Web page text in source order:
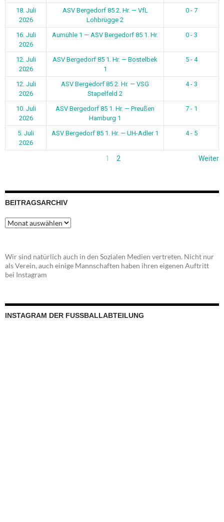
18. Juli
2026
ASV Bergedorf 85 2. Hr. — VfL
Lohbrügge 2
0 - 7
16. Juli
2026
Aumühle 1 — ASV Bergedorf 85 1. Hr. 0 - 3
12. Juli
2026
ASV Bergedorf 85 1. Hr. — Bostelbek
1
5 - 4
12. Juli
2026
ASV Bergedorf 85 2. Hr. — VSG
Stapelfeld 2
4 - 3
10. Juli
2026
ASV Bergedorf 85 1. Hr. — Preußen
Hamburg 1
7 - 1
5. Juli
2026
ASV Bergedorf 85 1. Hr. — UH-Adler 1 4 - 5
1 2 Weiter
BEITRAGSARCHIV
Beitragsarchiv
Wir sind natürlich auch in den Sozialen Medien vertreten. Nicht nur
als Verein, auch einige Mannschaften haben ihren eigenen Auftritt
bei Instagram
INSTAGRAM DER FUSSBALLABTEILUNG